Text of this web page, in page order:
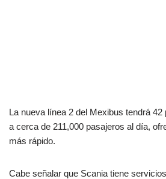
La nueva línea 2 del Mexibus tendrá
a cerca de 211,000 pasajeros al día,
más rápido.
Cabe señalar que Scania tiene